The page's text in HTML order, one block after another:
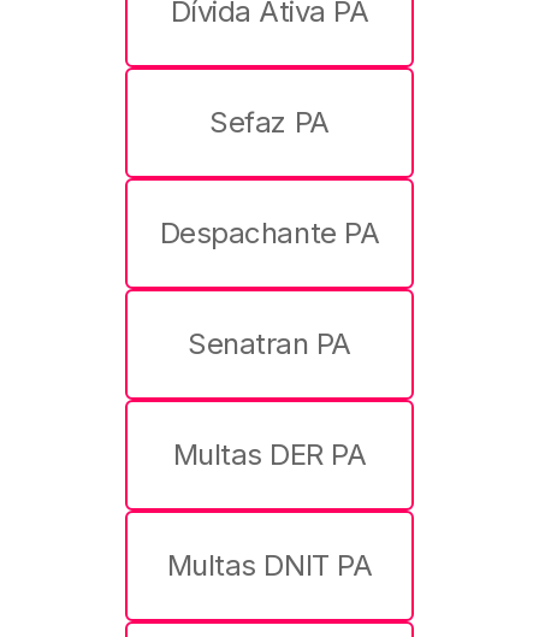
Dívida Ativa PA
Sefaz PA
Despachante PA
Senatran PA
Multas DER PA
Multas DNIT PA